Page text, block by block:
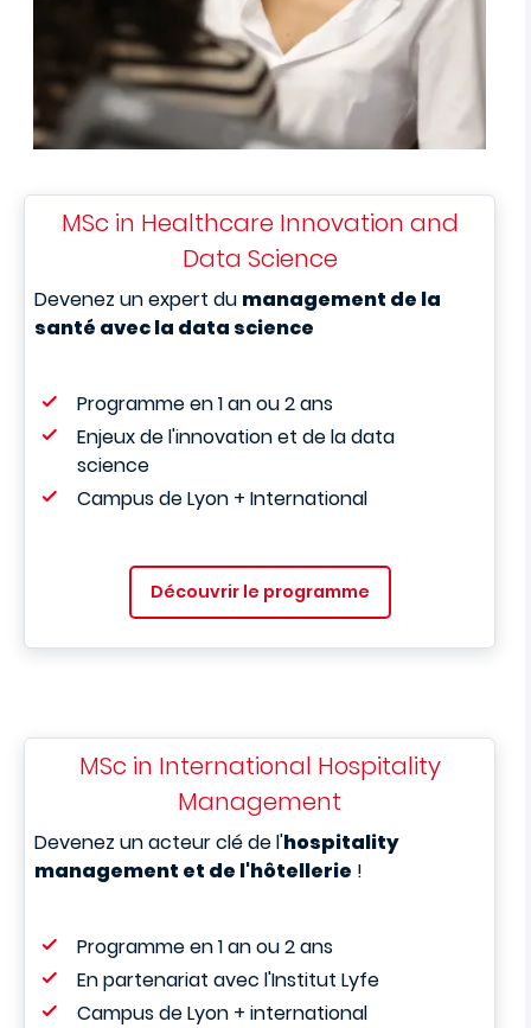
MSc in Healthcare Innovation and
Data Science
Devenez un expert du management de la
santé avec la data science
Programme en 1 an ou 2 ans
Enjeux de l'innovation et de la data
science
Campus de Lyon + International
Découvrir le programme
MSc in International Hospitality
Management
Devenez un acteur clé de l'hospitality
management et de l'hôtellerie !
Programme en 1 an ou 2 ans
En partenariat avec l'Institut Lyfe
Campus de Lyon + international